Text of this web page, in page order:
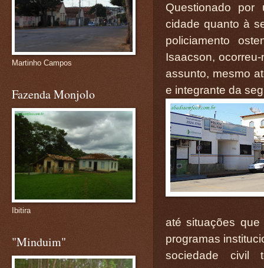
Questionado
cidade quanto à
policiamento
Isaacson,
assunto, mesmo
e integrante da
até situações
programas
sociedade civil
Martinho Campos
Fazenda Monjolo
Ibitira
"Minduim"